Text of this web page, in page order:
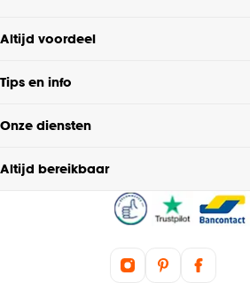
Altijd voordeel
Tips en info
Onze diensten
Altijd bereikbaar